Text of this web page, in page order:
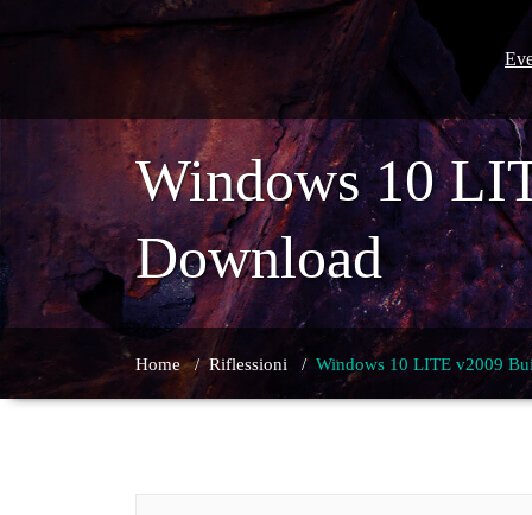
Windows 10
Download
Home/Riflessioni / Windows 10 LITE v2009